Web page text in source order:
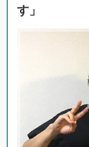
す」